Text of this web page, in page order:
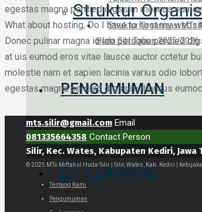
Struktur
Struktur Organisasi MTs
Huda Silir Tahun 2025/2026
PENGUMUMAN
E – LEARNING
egestas magna perdied digssim rhoncus
What about hosting, Do I have to host my
Donec pulinar magna id leo pelsque perdied
at uis eumod eros vitae lausce auctor cctetur
molestie nam et sapien lacinia varius odio
egestas magna perdied digssim rhoncus
mts.silir@gmail.com Email
081335664358 Contact Person
Silir, Kec. Wates, Kabupaten Kediri, Jawa
© 2025 MTs Miftahul Huda Silir | Silir, Wates, Kab. Kediri |
Tentang Kami
Pengumuman